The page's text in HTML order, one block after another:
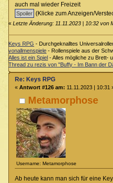
auch mal wieder Freizeit
(Klicke zum Anzeigen/
«Letzte Änderung: 11.11.2023 | 10:32 von
Keys RPG - Durchgeknalltes
vonallmenspiele - Rollenspiele aus der
Alles ist ein Spiel - Alles mögliche zu Brett-
Thread zu rezis von "Buffy - Im Bann der
Metamorphose
Username: Metamorphose
Re: Keys RPG
« Antwort #126 am: 11.11.2023 | 10:31
Ab heute kann man sich für eine